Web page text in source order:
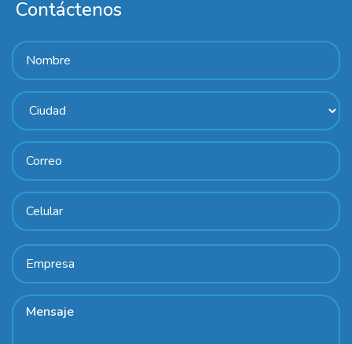
Contáctenos